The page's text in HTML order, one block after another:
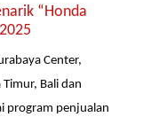
“Honda
Center,
Bali dan
program penjualan